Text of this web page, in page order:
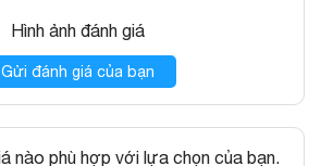
Hình ảnh đánh giá
Gửi đánh giá của bạn
nào phù hợp với lựa chọn của bạn.